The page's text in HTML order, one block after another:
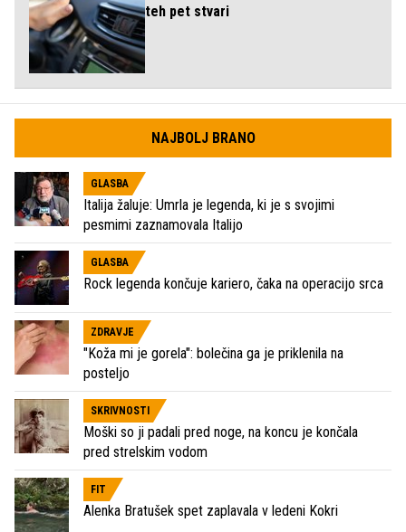
teh pet stvari
NAJBOLJ BRANO
GLASBA
Italija žaluje: Umrla je legenda, ki je s svojimi
pesmimi zaznamovala Italijo
GLASBA
Rock legenda končuje kariero, čaka na operacijo srca
ZDRAVJE
"Koža mi je gorela": bolečina ga je priklenila na
posteljo
SKRIVNOSTI
Moški so ji padali pred noge, na koncu je končala
pred strelskim vodom
FIT
Alenka Bratušek spet zaplavala v ledeni Kokri